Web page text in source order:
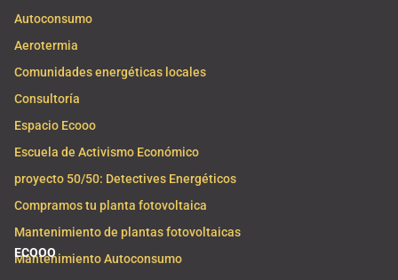
Autoconsumo
Aerotermia
Comunidades energéticas locales
Consultoría
Espacio Ecooo
Escuela de Activismo Económico
proyecto 50/50: Detectives Energéticos
Compramos tu planta fotovoltaica
Mantenimiento de plantas fotovoltaicas
Mantenimiento Autoconsumo
ECOOO